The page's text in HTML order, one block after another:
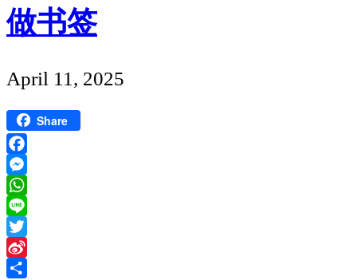
做书签
Published
April 11, 2025
Share
Facebook
Messenger
WhatsApp
Line
Twitter
Sina